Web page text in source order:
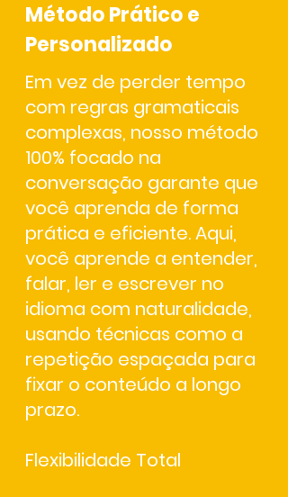
Método Prático e
Personalizado
Em vez de perder tempo
com regras gramaticais
complexas, nosso método
100% focado na
conversação garante que
você aprenda de forma
prática e eficiente. Aqui,
você aprende a entender,
falar, ler e escrever no
idioma com naturalidade,
usando técnicas como a
repetição espaçada para
fixar o conteúdo a longo
prazo.
Flexibilidade Total